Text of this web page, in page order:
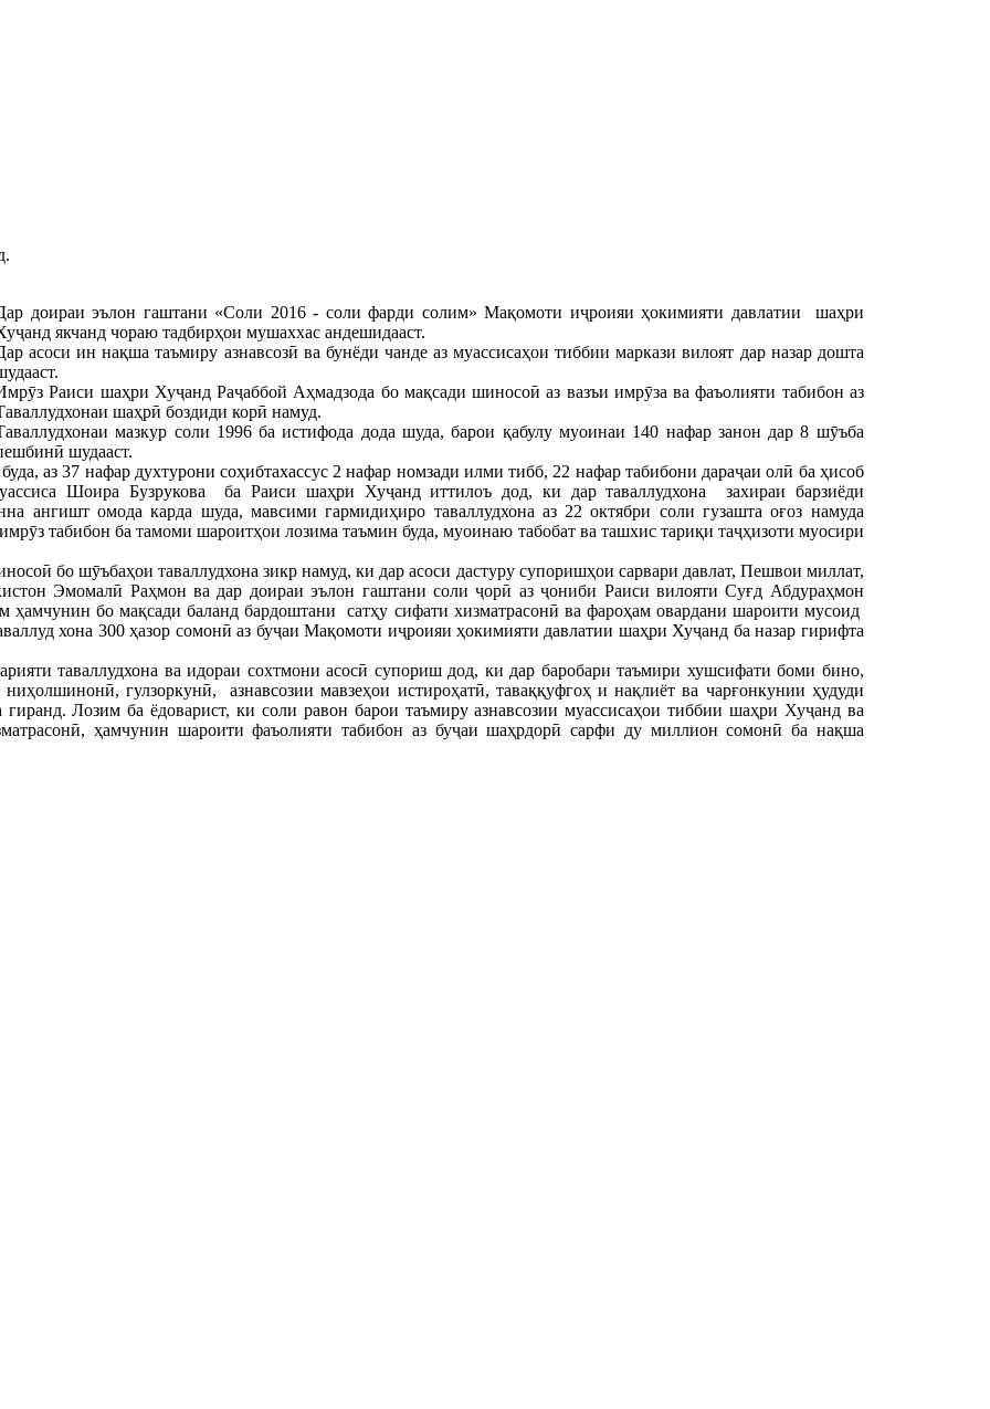
доираи эълон гаштани «Соли 2016 - соли фарди солим» Мақомоти иҷроияи ҳокимияти давлатии шаҳри
якчанд чораю тадбирҳои мушаххас андешидааст.
асоси ин нақша таъмиру азнавсозӣ ва бунёди чанде аз муассисаҳои тиббии маркази вилоят дар назар дошта
Раиси шаҳри Хуҷанд Раҷаббой Аҳмадзода бо мақсади шиносоӣ аз вазъи имрӯза ва фаъолияти табибон аз
шаҳрӣ боздиди корӣ намуд.
мазкур соли 1996 ба истифода дода шуда, барои қабулу муоинаи 140 нафар занон дар 8 шӯъба
шудааст.
аз 37 нафар духтурони соҳибтахассус 2 нафар номзади илми тибб, 22 нафар табибони дараҷаи олӣ ба ҳисоб
Шоира Бузрукова ба Раиси шаҳри Хуҷанд иттилоъ дод, ки дар таваллудхона захираи барзиёди
ангишт омода карда шуда, мавсими гармидиҳиро таваллудхона аз 22 октябри соли гузашта оғоз намуда
табибон ба тамоми шароитҳои лозима таъмин буда, муоинаю табобат ва ташхис тариқи таҷҳизоти муосири
бо шӯъбаҳои таваллудхона зикр намуд, ки дар асоси дастуру супоришҳои сарвари давлат, Пешвои миллат,
Эмомалӣ Раҳмон ва дар доираи эълон гаштани соли ҷорӣ аз ҷониби Раиси вилояти Суғд Абдураҳмон
ҳамчунин бо мақсади баланд бардоштани сатҳу сифати хизматрасонӣ ва фароҳам овардани шароити мусоид
хона 300 ҳазор сомонӣ аз буҷаи Мақомоти иҷроияи ҳокимияти давлатии шаҳри Хуҷанд ба назар гирифта
таваллудхона ва идораи сохтмони асосӣ супориш дод, ки дар баробари таъмири хушсифати боми бино,
гулзоркунӣ, азнавсозии мавзеҳои истироҳатӣ, таваққуфгоҳ и нақлиёт ва чарғонкунии ҳудуди
гиранд. Лозим ба ёдоварист, ки соли равон барои таъмиру азнавсозии муассисаҳои тиббии шаҳри Хуҷанд ва
ҳамчунин шароити фаъолияти табибон аз буҷаи шаҳрдорӣ сарфи ду миллион сомонӣ ба нақша